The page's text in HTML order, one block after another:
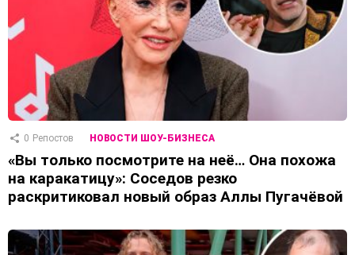
0 Репостов НОВОСТИ ШОУ-БИЗНЕСА
«Вы только посмотрите на неё… Она похожа
на каракатицу»: Соседов резко
раскритиковал новый образ Аллы Пугачёвой